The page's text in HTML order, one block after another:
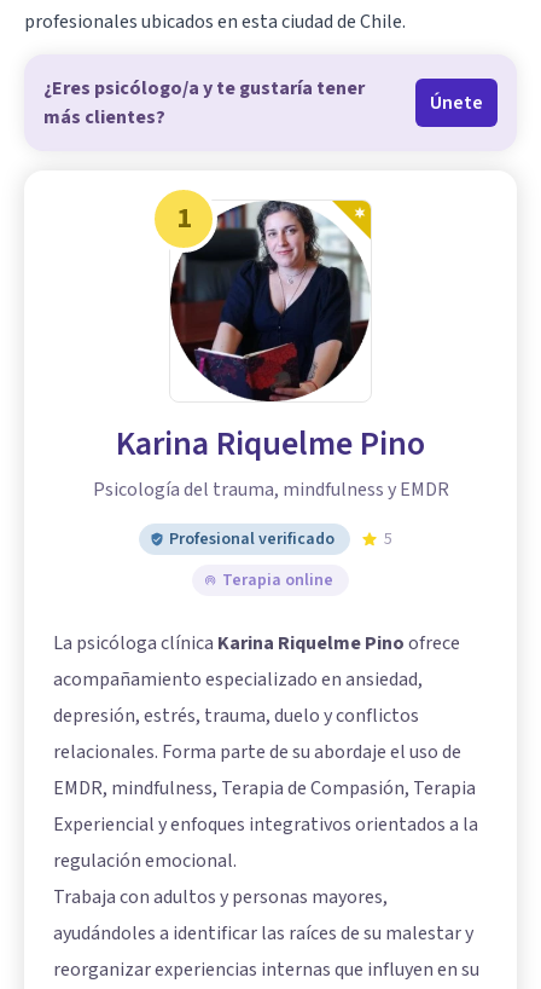
profesionales ubicados en esta ciudad deChile.
¿Eres psicólogo/a y te gustaría tener
más clientes?
Únete
1
Karina Riquelme Pino
Psicología del trauma, mindfulness y EMDR
Profesional verificado
5
Terapia online
La psicóloga clínica Karina Riquelme Pinoofrece
acompañamiento especializado en ansiedad,
depresión, estrés, trauma, duelo y conflictos
relacionales. Forma parte de su abordaje el uso de
EMDR, mindfulness, Terapia de Compasión, Terapia
Experiencial y enfoques integrativos orientados a la
regulación emocional.
Trabaja con adultos y personas mayores,
ayudándoles a identificar las raíces de su malestar y
reorganizar experiencias internas que influyen en su